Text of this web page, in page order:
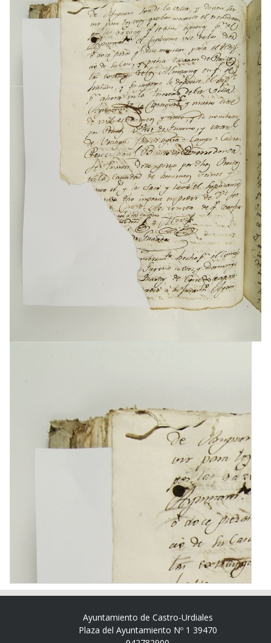
Ayuntamiento de Castro-Urdiales
Plaza del Ayuntamiento Nº 1 39470